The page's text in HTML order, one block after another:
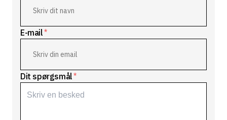
E-mail*
Dit spørgsmål*